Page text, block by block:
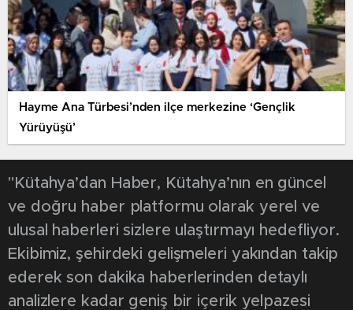
Hayme Ana Türbesi’nden ilçe merkezine ‘Gençlik
Yürüyüşü’
"Kütahya’dan Haber, Kütahya’nın en güncel
ve doğru haber platformu olarak yerel ve
ulusal haberleri sizlere ulaştırmayı hedefliyor.
Ekibimiz, şehirdeki gelişmeleri yakından takip
ederek son dakika haberlerinden detaylı
analizlere kadar geniş bir içerik yelpazesi